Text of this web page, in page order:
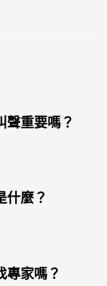
聲重要嗎？
什麼？
專家嗎？